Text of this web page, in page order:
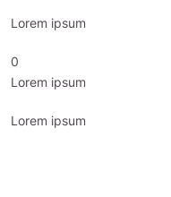
Lorem ipsum
0
Lorem ipsum
Lorem ipsum